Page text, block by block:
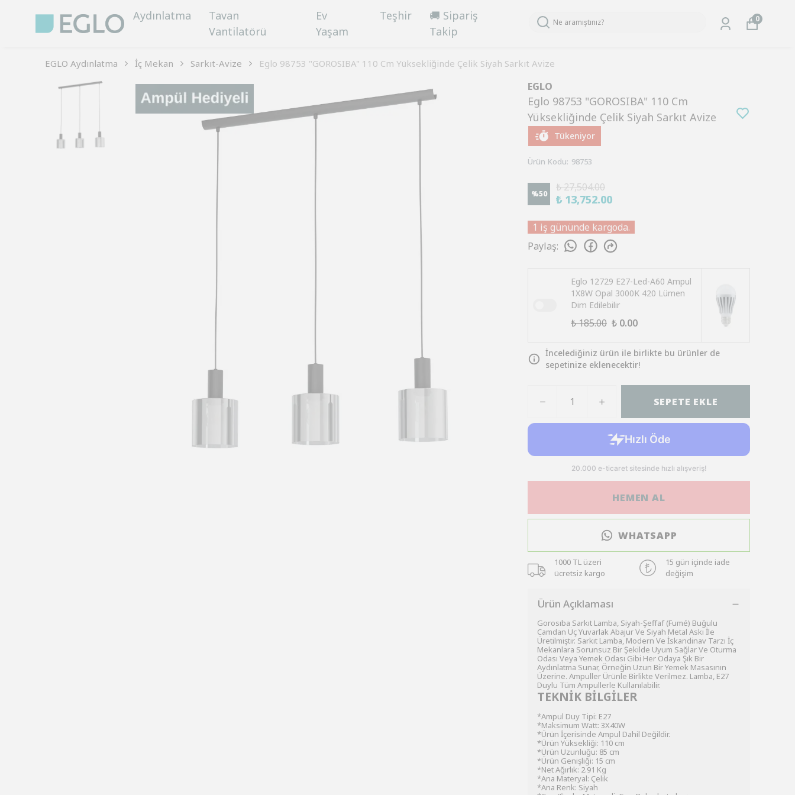
Aydınlatma
Tavan
Vantilatörü
Ev
Yaşam
Teşhir
🚚 Sipariş
Takip
0
EGLO Aydınlatma İç Mekan Sarkıt-Avize Eglo 98753 "GOROSIBA" 110 Cm Yüksekliğinde Çelik Siyah Sarkıt Avize
EGLO
Eglo 98753 "GOROSIBA" 110 Cm
Yüksekliğinde Çelik Siyah Sarkıt Avize
Tükeniyor
Ürün Kodu: 98753
%50
₺ 27,504.00
₺ 13,752.00
1 iş gününde kargoda.
Paylaş:
Eglo 12729 E27-Led-A60 Ampul
1X8W Opal 3000K 420 Lümen
Dim Edilebilir
₺ 185.00 ₺ 0.00
İncelediğiniz ürün ile birlikte bu ürünler de
sepetinize eklenecektir!
SEPETE EKLE
HEMEN AL
WHATSAPP
1000 TL üzeri
ücretsiz kargo
15 gün içinde iade
değişim
Ürün Açıklaması
Gorosıba Sarkıt Lamba, Siyah-Şeffaf (Fumé) Buğulu
Camdan Üç Yuvarlak Abajur Ve Siyah Metal Askı İle
Üretilmiştir. Sarkıt Lamba, Modern Ve İskandinav Tarzı İç
Mekanlara Sorunsuz Bir Şekilde Uyum Sağlar Ve Oturma
Odası Veya Yemek Odası Gibi Her Odaya Şık Bir
Aydınlatma Sunar, Örneğin Uzun Bir Yemek Masasının
Üzerine. Ampuller Ürünle Birlikte Verilmez. Lamba, E27
Duylu Tüm Ampullerle Kullanılabilir.
TEKNİK BİLGİLER
*Ampul Duy Tipi: E27
*Maksimum Watt: 3X40W
*Ürün İçerisinde Ampul Dahil Değildir.
*Ürün Yüksekliği: 110 cm
*Ürün Uzunluğu: 85 cm
*Ürün Genişliği: 15 cm
*Net Ağırlık: 2.91 Kg
*Ana Materyal: Çelik
*Ana Renk: Siyah